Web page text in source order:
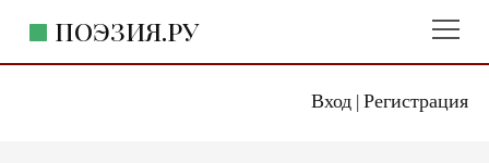
Вход| Регистрация
ПОЭЗИЯ.РУ